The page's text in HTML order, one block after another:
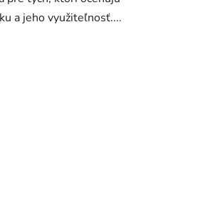
a jeho využiteľnosť....